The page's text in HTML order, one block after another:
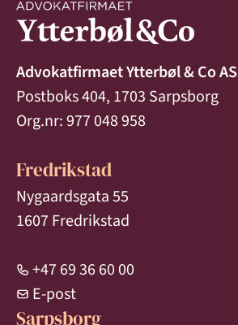
Advokatfirmaet Ytterbøl & Co AS
Postboks 404, 1703 Sarpsborg
Org.nr: 977 048 958
Fredrikstad
Nygaardsgata 55
1607 Fredrikstad
+47 69 36 60 00
E-post
Sarpsborg